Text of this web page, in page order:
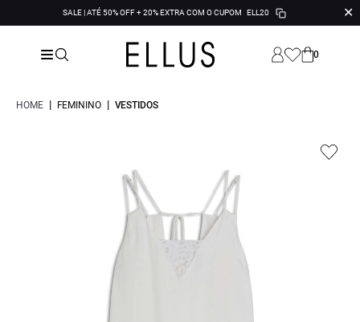
SALE | ATÉ 50% OFF + 20% EXTRA COM O CUPOM ELL20 ✕
0
HOME | FEMININO | VESTIDOS